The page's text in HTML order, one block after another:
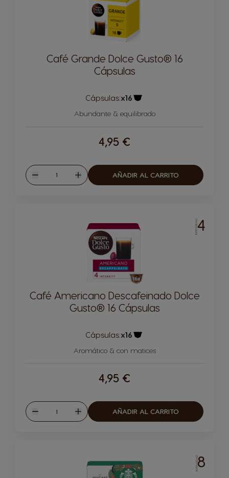
Café Grande Dolce Gusto® 16
Cápsulas
Cápsulas:x16
Abundante & equilibrado
4,95 €
Disminuir
Cantidad
Aumentar
AÑADIR AL CARRITO
INTENSIDAD4
Café Americano Descafeinado Dolce
Gusto® 16 Cápsulas
Cápsulas:x16
Aromático & con matices
4,95 €
Disminuir
Cantidad
Aumentar
AÑADIR AL CARRITO
INTENSIDAD8